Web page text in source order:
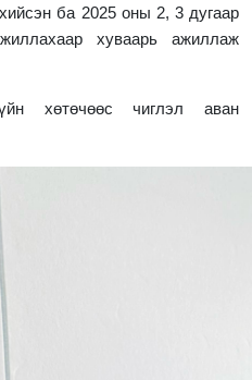
ба 2025 оны 2, 3 дугаар
хуваарь ажиллаж
хөтөчөөс чиглэл аван